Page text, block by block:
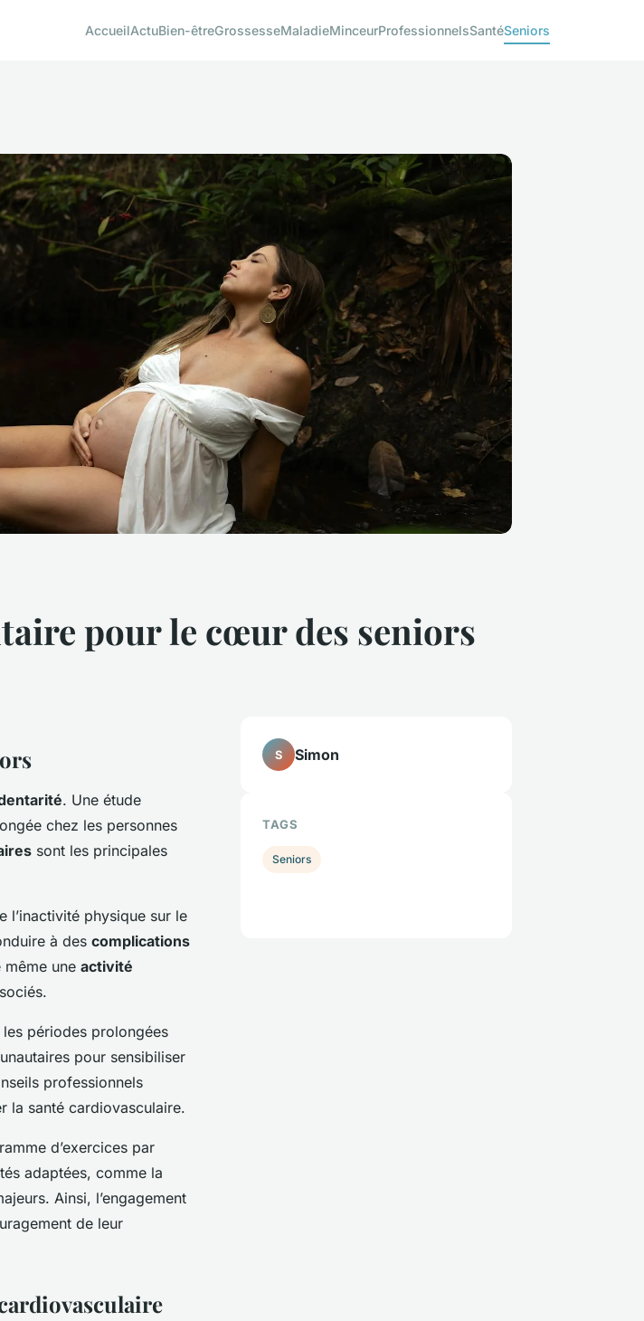
AccueilActuBien-êtreGrossesseMaladieMinceurProfessionnelsSantéSeniors
pour le cœur des seniors
. Une étude
chez les personnes
sont les principales
l’inactivité physique sur le
à des complications
une activité
périodes prolongées
pour sensibiliser
professionnels
la santé cardiovasculaire.
d’exercices par
adaptées, comme la
Ainsi, l’engagement
de leur
S Simon
TAGS
Seniors